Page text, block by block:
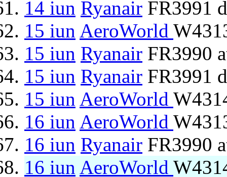
14 iun Ryanair FR3991
15 iun AeroWorld
15 iun Ryanair FR3990
15 iun Ryanair FR3991
15 iun AeroWorld
16 iun AeroWorld
16 iun Ryanair FR3990
16 iun AeroWorld